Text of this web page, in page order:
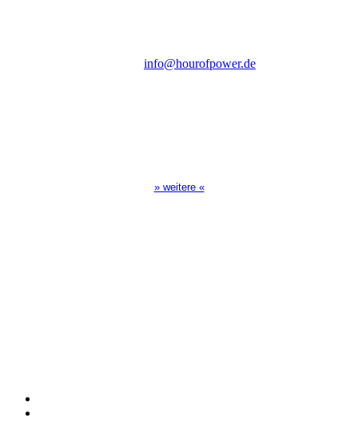
info@hourofpower.de
» weitere «